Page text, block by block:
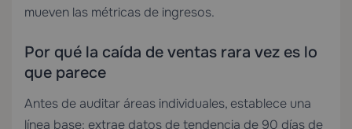
mueven las métricas de ingresos.
Por qué la caída de ventas rara vez es lo
que parece
Antes de auditar áreas individuales, establece una
línea base: extrae datos de tendencia de 90 días de